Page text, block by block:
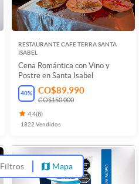
RESTAURANTE CAFE TERRA SANTA
ISABEL
Cena Romántica con Vino y
Postre en Santa Isabel
40% CO$89.990
CO$150.000
4.4(8)
1822 Vendidos
Filtros Mapa